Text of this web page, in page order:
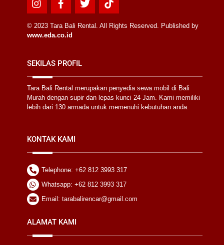
Icon
label
Icon
label
Icon
label
Icon
label
© 2023 Tara Bali Rental. All Rights Reserved. Published by
www.eda.co.id
SEKILAS PROFIL
Tara Bali Rental merupakan penyedia sewa mobil di Bali
Murah dengan supir dan lepas kunci 24 Jam. Kami memiliki
lebih dari 130 armada untuk memenuhi kebutuhan anda.
KONTAK KAMI
Telephone: +62 812 3993 317
Whatsapp: +62 812 3993 317
Email: tarabalirencar@gmail.com
ALAMAT KAMI